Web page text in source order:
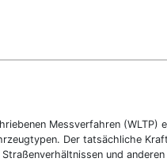
Messverfahren
Der tatsächliche
und